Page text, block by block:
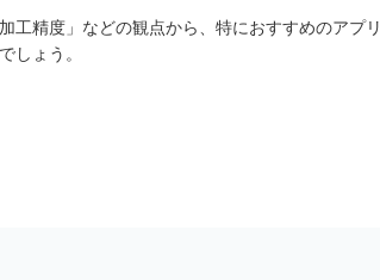
工精度」などの観点から、特におすすめのアプリ
しょう。